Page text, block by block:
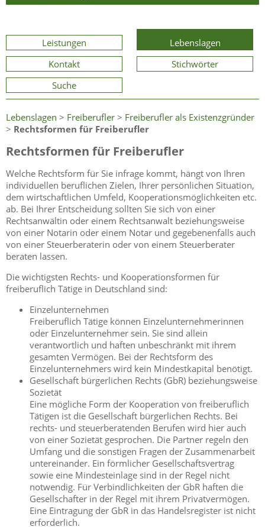
Leistungen
Lebenslagen
Kontakt
Stichwörter
Suche
Lebenslagen > Freiberufler > Freiberufler als Existenzgründer
> Rechtsformen für Freiberufler
Rechtsformen für Freiberufler
Welche Rechtsform für Sie infrage kommt, hängt von Ihren
individuellen beruflichen Zielen, Ihrer persönlichen Situation,
dem wirtschaftlichen Umfeld, Kooperationsmöglichkeiten etc.
ab. Bei Ihrer Entscheidung sollten Sie sich von einer
Rechtsanwältin oder einem Rechtsanwalt beziehungsweise
von einer Notarin oder einem Notar und gegebenenfalls auch
von einer Steuerberaterin oder von einem Steuerberater
beraten lassen.
Die wichtigsten Rechts- und Kooperationsformen für
freiberuflich Tätige in Deutschland sind:
Einzelunternehmen
Freiberuflich Tätige können Einzelunternehmerinnen
oder Einzelunternehmer sein. Sie sind allein
verantwortlich und haften unbeschränkt mit ihrem
gesamten Vermögen. Bei der Rechtsform des
Einzelunternehmers wird kein Mindestkapital benötigt.
Gesellschaft bürgerlichen Rechts (GbR) beziehungsweise
Sozietät
Eine mögliche Form der Kooperation von freiberuflich
Tätigen ist die Gesellschaft bürgerlichen Rechts. Bei
rechts- und steuerberatenden Berufen wird hier auch
von einer Sozietät gesprochen. Die Partner regeln den
Umfang und die sonstigen Fragen der Zusammenarbeit
untereinander. Ein förmlicher Gesellschaftsvertrag
sowie eine Mindesteinlage sind in der Regel nicht
notwendig. Für Verbindlichkeiten der GbR haften die
Gesellschafter in der Regel mit ihrem Privatvermögen.
Eine Eintragung der GbR in das Handelsregister ist nicht
erforderlich.